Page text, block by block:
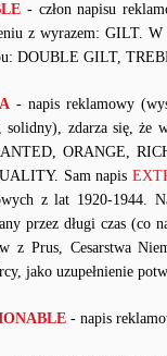
- człon napisu
z wyrazem: GILT.
DOUBLE GILT,
- napis reklamowy
solidny), zdarza się, że
ORANGE,
Sam napis
z lat 1920-1944.
przez długi czas
z Prus, Cesarstwa
jako uzupełnienie
- napis